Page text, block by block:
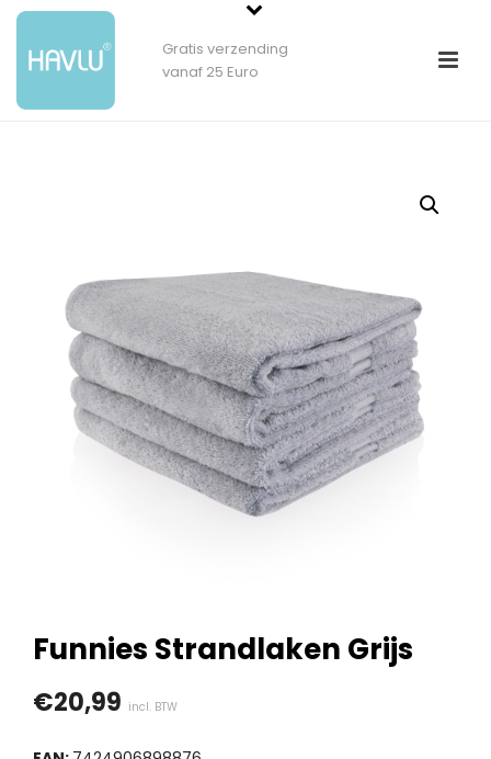
Gratis verzending
vanaf 25 Euro
Funnies Strandlaken Grijs
€20,99 incl. BTW